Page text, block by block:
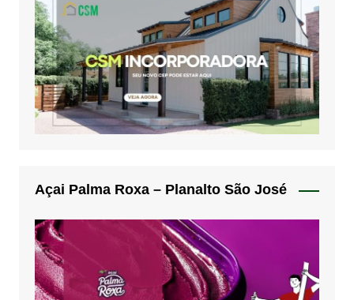
Açai Palma Roxa – Planalto São José